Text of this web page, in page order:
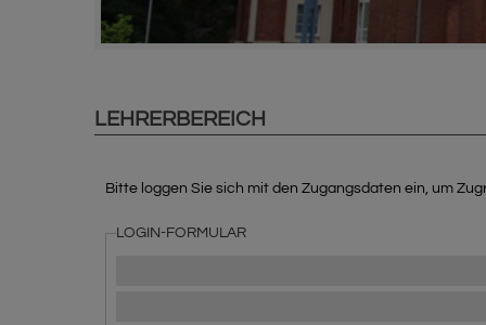
LEHRERBEREICH
Bitte loggen Sie sich mit den Zugangsdaten ein, um
LOGIN-FORMULAR